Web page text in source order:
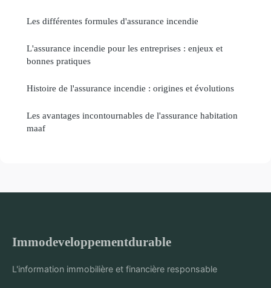
Les différentes formules d'assurance incendie
L'assurance incendie pour les entreprises : enjeux et
bonnes pratiques
Histoire de l'assurance incendie : origines et évolutions
Les avantages incontournables de l'assurance habitation
maaf
Immodeveloppementdurable
L'information immobilière et financière responsable